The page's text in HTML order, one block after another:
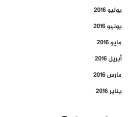
يوليو 2016
يونيو 2016
مايو 2016
أبريل 2016
مارس 2016
يناير 2016